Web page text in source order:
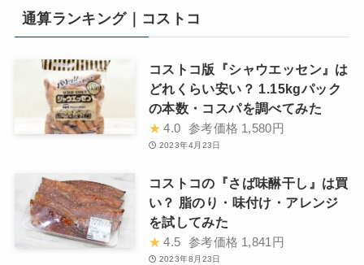
通算ランキング｜コストコ
コストコ版『シャウエッセン』は
どれくらい安い？ 1.15kgパック
の本数・コスパを調べてみた
★ 4.0 参考価格 1,580円
2023年4月23日
コストコの『さば味醂干し』は買
い？ 脂のり・味付け・アレンジ
を試してみた
★ 4.5 参考価格 1,841円
2023年8月23日